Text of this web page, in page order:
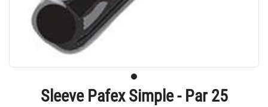
Sleeve Pafex Simple - Par 25